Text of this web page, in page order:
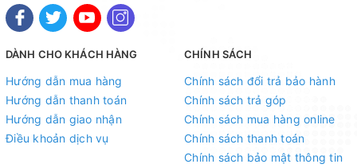
công suất DB acoustic KD-
2000plus
Công suất: 1800W/8ohm 2800W/4ohm 3600W/2ohm
Signal to noise: >=110 dB
Slew Rate: 105V/uS
Damping Factor: >= 200
Full Frequency: 20Hz – 20kHz , +- 0,5dB
DÀNH CHO KHÁCH HÀNG
Hướng dẫn mua hàng
Hướng dẫn thanh toán
Hướng dẫn giao nhận
Điều khoản dịch vụ
CHÍNH SÁCH
Chính sách đổi trả bảo hành
Chính sách trả góp
Chính sách mua hàng online
Chính sách thanh toán
Chính sách bảo mật thông tin